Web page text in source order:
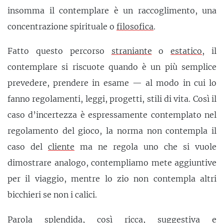
insomma il contemplare è un raccoglimento, una
concentrazione spirituale o filosofica.
Fatto questo percorso straniante oestatico, il
contemplare si riscuote quando è un più semplice
prevedere, prendere in esame — al modo in cui lo
fanno regolamenti, leggi, progetti, stili di vita. Così il
caso d’incertezza è espressamente contemplato nel
regolamento del gioco, la norma non contempla il
caso del cliente ma ne regola uno che si vuole
dimostrare analogo, contempliamo mete aggiuntive
per il viaggio, mentre lo zio non contempla altri
bicchieri se non i calici.
Parola splendida, così ricca, suggestiva e